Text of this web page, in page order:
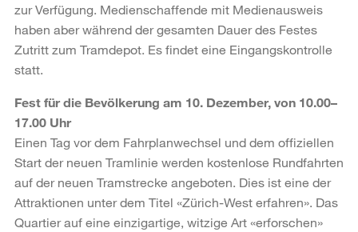
zur Verfügung. Medienschaffende mit Medienausweis
haben aber während der gesamten Dauer des Festes
Zutritt zum Tramdepot. Es findet eine Eingangskontrolle
statt.
Fest für die Bevölkerung am 10. Dezember, von 10.00–
17.00 Uhr
Einen Tag vor dem Fahrplanwechsel und dem offiziellen
Start der neuen Tramlinie werden kostenlose Rundfahrten
auf der neuen Tramstrecke angeboten. Dies ist eine der
Attraktionen unter dem Titel «Zürich-West erfahren». Das
Quartier auf eine einzigartige, witzige Art «erforschen»